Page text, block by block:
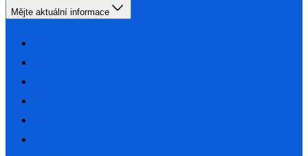
Mějte aktuální informace